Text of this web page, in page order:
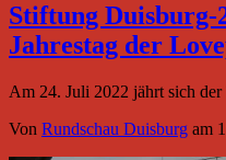
Stiftung Duisburg-
Jahrestag der
Am 24. Juli 2022 jährt sich
Von Rundschau Duisburg am